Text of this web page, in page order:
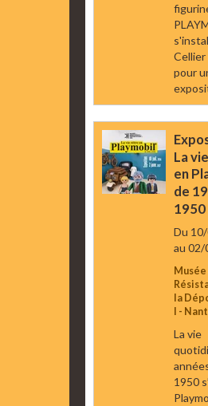
Cellier
pour
La
en
de
1950
Du
au
la
l -
La vie
1950